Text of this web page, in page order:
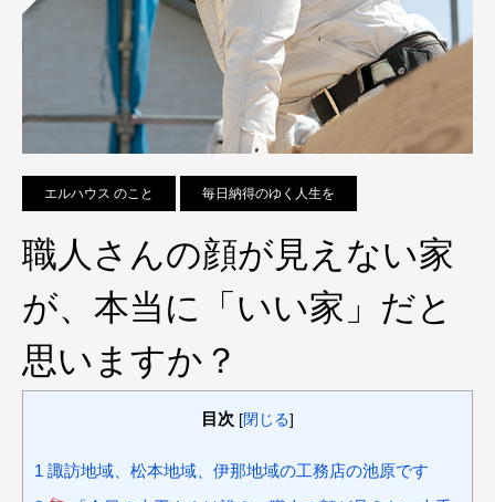
エルハウス のこと 毎日納得のゆく人生を
職人さんの顔が見えない家
が、本当に「いい家」だと
思いますか？
目次 [閉じる]
1 諏訪地域、松本地域、伊那地域の工務店の池原です